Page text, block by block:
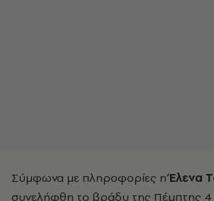
Σύμφωνα με πληροφορίες ηΈλενα
συνελήφθη το βράδυ της Πέμπτης 4